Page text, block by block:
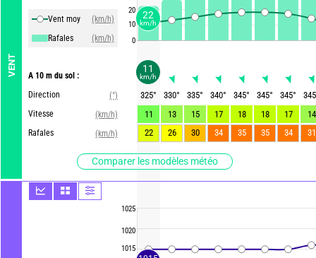
VENT
Vent moy
(km/h)
Rafales
(km/h)
A 10 m du sol :
Direction
(°)
Vitesse
(km/h)
Rafales
(km/h)
Comparer les modèles météo
20
10
0
1025
1020
1015
325° 330° 335° 340° 345° 345° 345°
345
11
13 15 17 18 18 17
14
22
26 30 34 35 35 34 31
11
km/h
22
km/h